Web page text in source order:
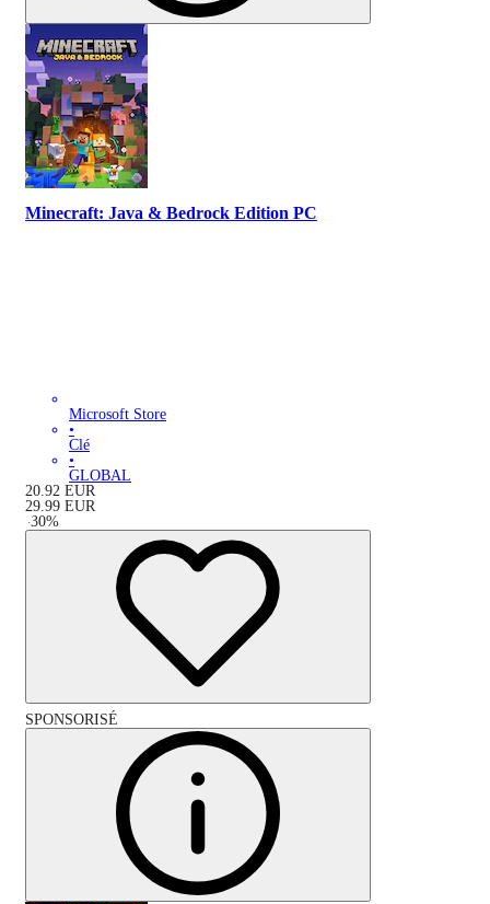
Minecraft: Java & Bedrock Edition PC
Microsoft Store
•
Clé
•
GLOBAL
20.92 EUR
29.99 EUR
-30%
SPONSORISÉ